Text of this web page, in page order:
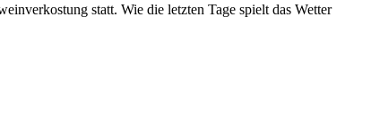
statt. Wie die letzten Tage spielt das Wetter